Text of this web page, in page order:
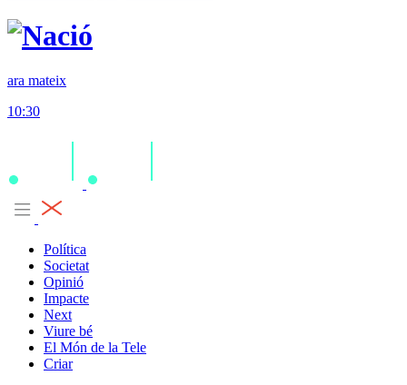
ara mateix
10:30
Política
Societat
Opinió
Impacte
Next
Viure bé
El Món de la Tele
Criar